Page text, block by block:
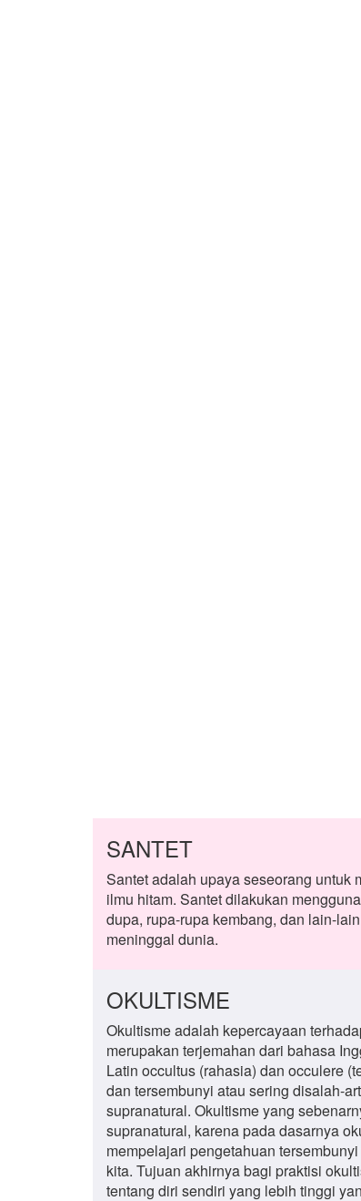
SANTET
Santet adalah upaya seseorang untuk
ilmu hitam. Santet dilakukan
dupa, rupa-rupa kembang, dan lain-
meninggal dunia.
OKULTISME
Okultisme adalah kepercayaan
merupakan terjemahan dari bahasa
Latin occultus (rahasia) dan occulere
dan tersembunyi atau sering disalah-
supranatural. Okultisme yang
supranatural, karena pada dasarnya
mempelajari pengetahuan
kita. Tujuan akhirnya bagi praktisi
tentang diri sendiri yang lebih tinggi